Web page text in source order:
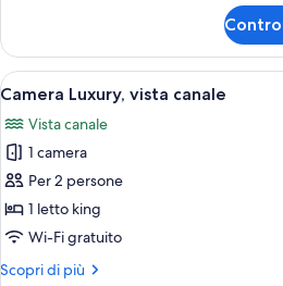
Deluxe,
vista
canale
Apri
tutte
le
foto
per
Camera
Luxury,
Una
5
Camera Luxury, vista canale
Vista canale
1 camera
Per 2 persone
1 letto king
Wi-Fi gratuito
Scopri di più
Altri